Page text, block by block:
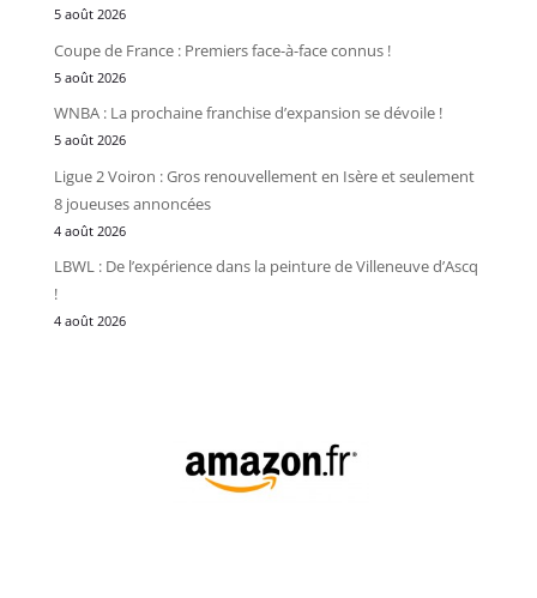
5 août 2026
Coupe de France : Premiers face-à-face connus !
5 août 2026
WNBA : La prochaine franchise d’expansion se dévoile !
5 août 2026
Ligue 2 Voiron : Gros renouvellement en Isère et seulement
8 joueuses annoncées
4 août 2026
LBWL : De l’expérience dans la peinture de Villeneuve d’Ascq
!
4 août 2026